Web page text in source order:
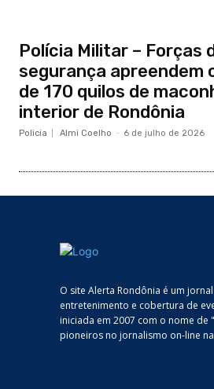
Polícia Militar – Forças
segurança apreendem
de 170 quilos de
interior de Rondônia
Policia Almi Coelho - 6 de julho de 2026
O site Alerta Rondônia é um
entretenimento e cobertura de
iniciada em 2007 com o nome de
pioneiros no jornalismo on-line